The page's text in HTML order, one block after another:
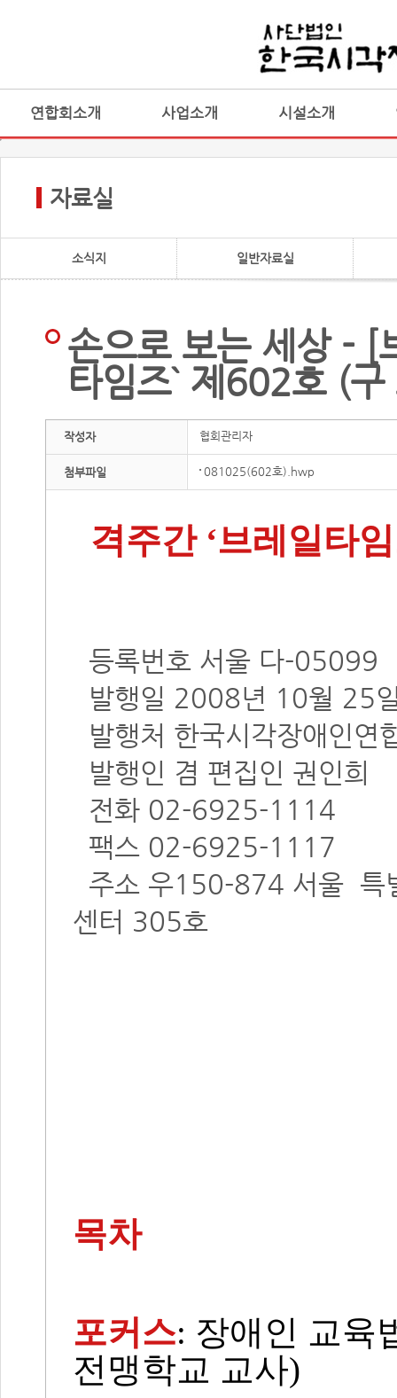
연합회소개 사업소개 시설소개
자료실
소식지 일반자료실
손으로 보는 세상 - [
타임즈` 제602호 (
작성자 협회관리자
첨부파일 081025(602호).hwp
격주간 ‘브레일타
등록번호 서울 다-05099
발행일 2008년 10월 25
발행처 한국시각장애인연
발행인 겸 편집인 권인희
전화 02-6925-1114
팩스 02-6925-1117
주소 우150-874 서울 특
센터 305호
목차
포커스: 장애인 교육
전맹학교 교사)